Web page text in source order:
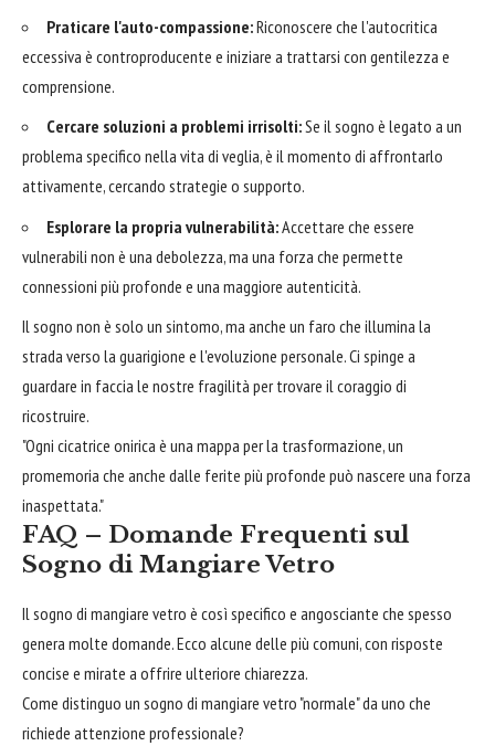
Praticare l'auto-compassione:Riconoscere che l'autocritica
eccessiva è controproducente e iniziare a trattarsi con gentilezza e
comprensione.
Cercare soluzioni a problemi irrisolti:Se il sogno è legato a un
problema specifico nella vita di veglia, è il momento di affrontarlo
attivamente, cercando strategie o supporto.
Esplorare la propria vulnerabilità:Accettare che essere
vulnerabili non è una debolezza, ma una forza che permette
connessioni più profonde e una maggiore autenticità.
Il sogno non è solo un sintomo, ma anche un faro che illumina la
strada verso la guarigione e l'evoluzione personale. Ci spinge a
guardare in faccia le nostre fragilità per trovare il coraggio di
ricostruire.
"Ogni cicatrice onirica è una mappa per la trasformazione, un
promemoria che anche dalle ferite più profonde può nascere una forza
inaspettata."
FAQ – Domande Frequenti sul
Sogno di Mangiare Vetro
Il sogno di mangiare vetro è così specifico e angosciante che spesso
genera molte domande. Ecco alcune delle più comuni, con risposte
concise e mirate a offrire ulteriore chiarezza.
Come distinguo un sogno di mangiare vetro "normale" da uno che
richiede attenzione professionale?